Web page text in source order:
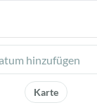
Karte